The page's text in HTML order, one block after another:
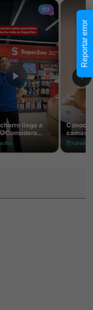
Reportar error